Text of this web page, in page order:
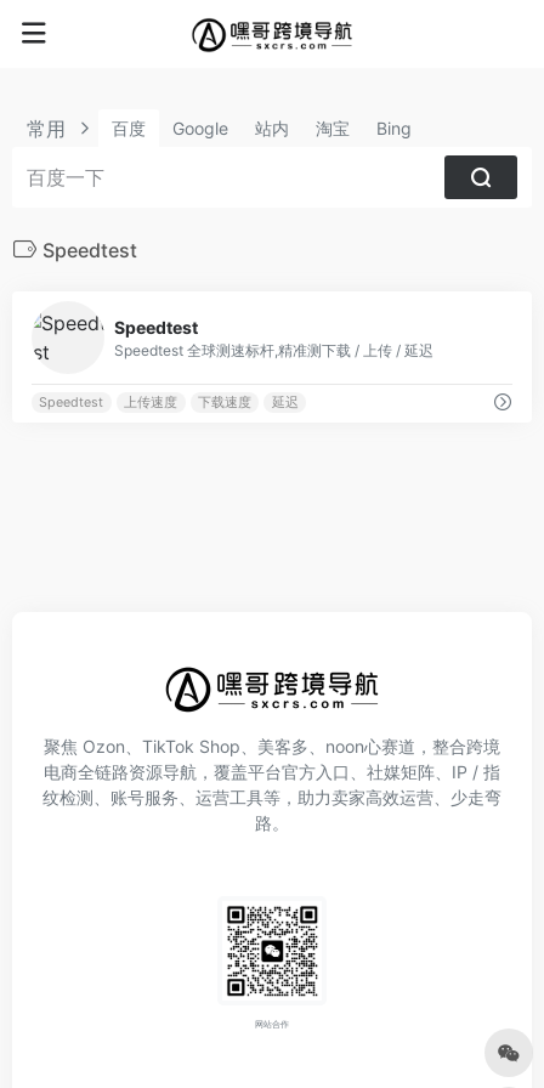
常用 百度 Google 站内 淘宝 Bing
Speedtest
Speedtest
Speedtest 全球测速标杆,精准测下载 / 上传 / 延迟
Speedtest 上传速度 下载速度 延迟
聚焦 Ozon、TikTok Shop、美客多、noon心赛道，整合跨境
电商全链路资源导航，覆盖平台官方入口、社媒矩阵、IP / 指
纹检测、账号服务、运营工具等，助力卖家高效运营、少走弯
路。
网站合作